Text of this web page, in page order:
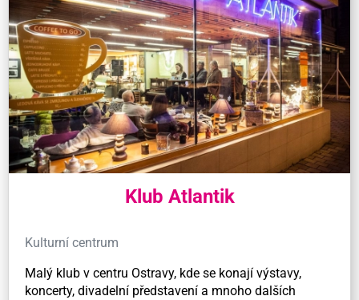
Klub Atlantik
Kulturní centrum
Malý klub v centru Ostravy, kde se konají výstavy,
koncerty, divadelní představení a mnoho dalších